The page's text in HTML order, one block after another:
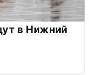
в Нижний